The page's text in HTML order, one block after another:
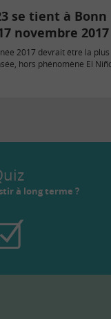
se tient à Bonn
novembre 2017
2017 devrait être la plus
hors phénomène El
à long terme ?